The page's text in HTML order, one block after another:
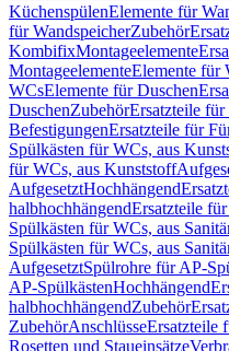
KüchenspülenElemente für
für WandspeicherZubehör
KombifixMontageelemente
MontageelementeElemente für
WCsElemente für Duschen
DuschenZubehörErsatzteile
BefestigungenErsatzteile für
Spülkästen für WCs, aus
für WCs, aus Kunststoff
AufgesetztHochhängend
halbhochhängendErsatzteile
Spülkästen für WCs, aus
Spülkästen für WCs, aus
AufgesetztSpülrohre für AP-
AP-SpülkästenHochhängend
halbhochhängendZubehör
ZubehörAnschlüsseErsatzteile
Rosetten und Staueinsätze